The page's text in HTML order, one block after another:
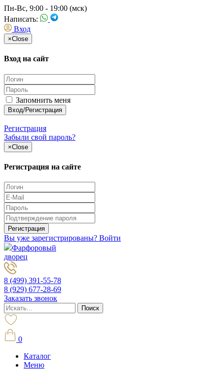
Пн-Вс, 9:00 - 19:00 (мск)
Написать:
Вход
×Close
Вход на сайт
Запомнить меня
Регистрация
Забыли свой пароль?
×Close
Регистрация на сайте
Вы уже зарегистрированы? Войти
Фарфоровый
дворец
8 (499) 391-55-78
8 (929) 677-28-69
Заказать звонок
0
Каталог
Меню